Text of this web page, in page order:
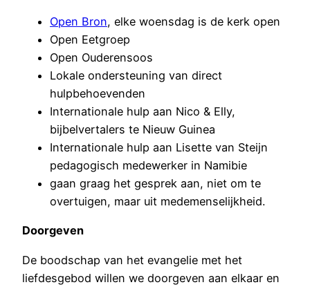
Open Bron, elke woensdag is de kerk open
Open Eetgroep
Open Ouderensoos
Lokale ondersteuning van direct
hulpbehoevenden
Internationale hulp aan Nico & Elly,
bijbelvertalers te Nieuw Guinea
Internationale hulp aan Lisette van Steijn
pedagogisch medewerker in Namibie
gaan graag het gesprek aan, niet om te
overtuigen, maar uit medemenselijkheid.
Doorgeven
De boodschap van het evangelie met het
liefdesgebod willen we doorgeven aan elkaar en